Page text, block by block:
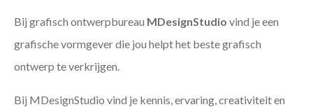
Bij grafisch ontwerpbureau MDesignStudio vind je een
grafische vormgever die jou helpt het beste grafisch
ontwerp te verkrijgen.
Bij MDesignStudio vind je kennis, ervaring, creativiteit en